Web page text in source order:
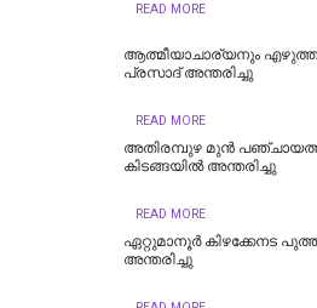
READ MORE
ആത്മീയാചാര്യനും
പ്രസാദ് അന്തരിച്ചു
READ MORE
അതിരമ്പുഴ മുൻ
കിടങ്ങയിൽ അന്തരിച്ചു
READ MORE
ഏറ്റുമാനൂർ കിഴക്കേനട
അന്തരിച്ചു